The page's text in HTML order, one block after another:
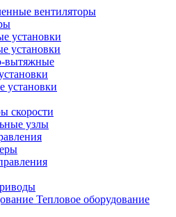
вентиляторы
установки
установки
вытяжные
установки
скорости
узлы
Тепловое оборудование